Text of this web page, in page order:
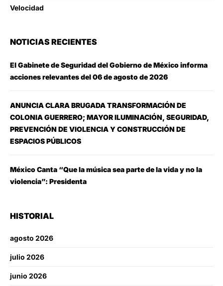
Velocidad
NOTICIAS RECIENTES
El Gabinete de Seguridad del Gobierno de México informa
acciones relevantes del 06 de agosto de 2026
ANUNCIA CLARA BRUGADA TRANSFORMACIÓN DE
COLONIA GUERRERO; MAYOR ILUMINACIÓN, SEGURIDAD,
PREVENCIÓN DE VIOLENCIA Y CONSTRUCCIÓN DE
ESPACIOS PÚBLICOS
México Canta “Que la música sea parte de la vida y no la
violencia”: Presidenta
HISTORIAL
agosto 2026
julio 2026
junio 2026